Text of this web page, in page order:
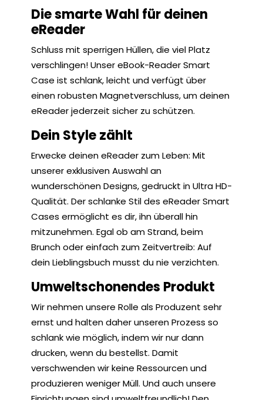
Die smarte Wahl für deinen
eReader
Schluss mit sperrigen Hüllen, die viel Platz
verschlingen! Unser eBook-Reader Smart
Case ist schlank, leicht und verfügt über
einen robusten Magnetverschluss, um deinen
eReader jederzeit sicher zu schützen.
Dein Style zählt
Erwecke deinen eReader zum Leben: Mit
unserer exklusiven Auswahl an
wunderschönen Designs, gedruckt in Ultra HD-
Qualität. Der schlanke Stil des eReader Smart
Cases ermöglicht es dir, ihn überall hin
mitzunehmen. Egal ob am Strand, beim
Brunch oder einfach zum Zeitvertreib: Auf
dein Lieblingsbuch musst du nie verzichten.
Umweltschonendes Produkt
Wir nehmen unsere Rolle als Produzent sehr
ernst und halten daher unseren Prozess so
schlank wie möglich, indem wir nur dann
drucken, wenn du bestellst. Damit
verschwenden wir keine Ressourcen und
produzieren weniger Müll. Und auch unsere